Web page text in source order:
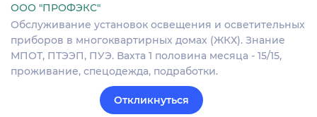
ООО "ПРОФЭКС"
Обслуживание установок освещения и осветительных
приборов в многоквартирных домах (ЖКХ). Знание
МПОТ, ПТЭЭП, ПУЭ. Вахта 1 половина месяца - 15/15,
проживание, спецодежда, подработки.
Откликнуться